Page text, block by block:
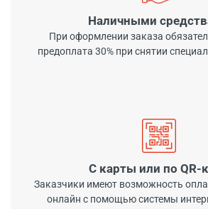
Наличными
При оформлении заказа
предоплата 30% при снятии
С карты или по QR-
Заказчики имеют возможность
онлайн с помощью системы